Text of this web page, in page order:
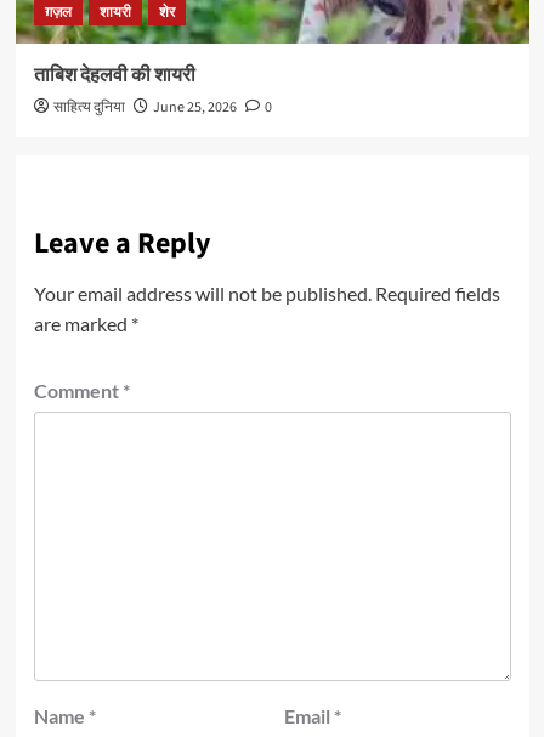
ग़ज़ल शायरी शेर
ताबिश देहलवी की शायरी
साहित्य दुनिया June 25, 2026 0
Leave a Reply
Your email address will not be published. Required fields
are marked *
Comment *
Name * Email *